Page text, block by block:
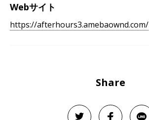
Webサイト
https://afterhours3.amebaownd.com/
Share